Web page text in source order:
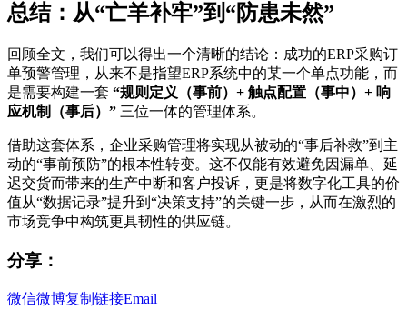
总结：从“亡羊补牢”到“防患未然”
回顾全文，我们可以得出一个清晰的结论：成功的ERP采购订
单预警管理，从来不是指望ERP系统中的某一个单点功能，而
是需要构建一套 “规则定义（事前）+ 触点配置（事中）+ 响
应机制（事后）” 三位一体的管理体系。
借助这套体系，企业采购管理将实现从被动的“事后补救”到主
动的“事前预防”的根本性转变。这不仅能有效避免因漏单、延
迟交货而带来的生产中断和客户投诉，更是将数字化工具的价
值从“数据记录”提升到“决策支持”的关键一步，从而在激烈的
市场竞争中构筑更具韧性的供应链。
分享：
微信微博复制链接Email